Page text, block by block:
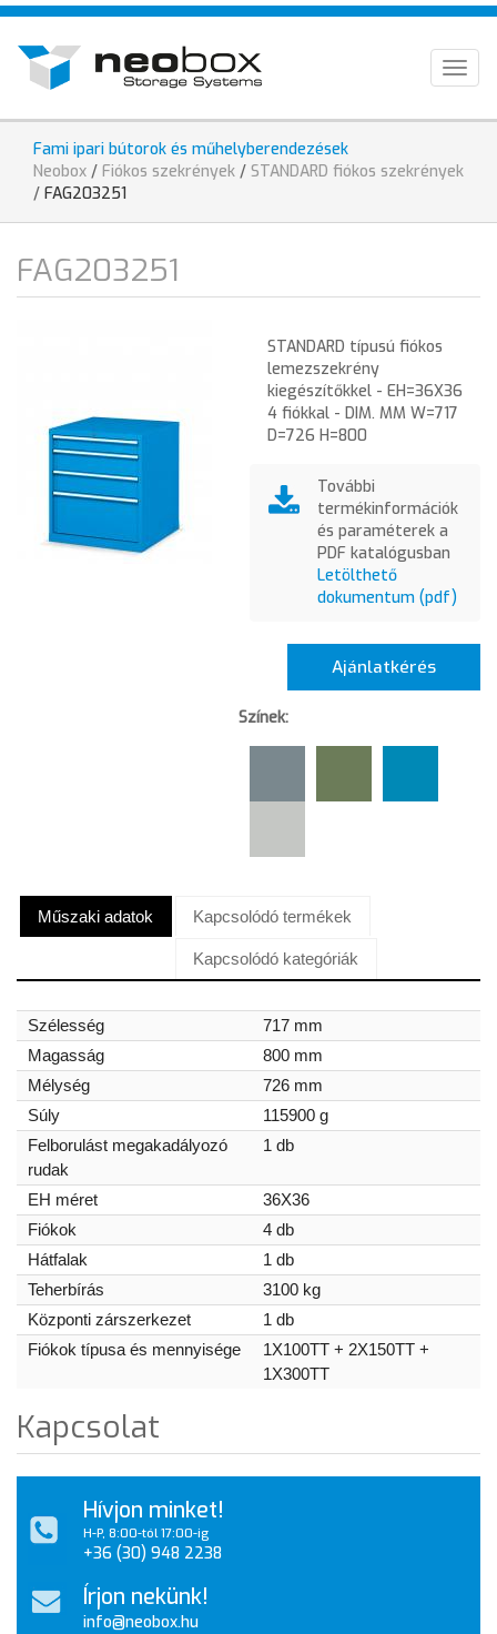
Ugrás
tartalomra
EN
Fami ipari bútorok és műhelyberendezések
Jelenlegi
hely
Neobox / Fiókos szekrények / STANDARD fiókos szekrények
/ FAG203251
FAG203251
STANDARD típusú fiókos
lemezszekrény
kiegészítőkkel - EH=36X36
4 fiókkal - DIM. MM W=717
D=726 H=800
További
termékinformációk
és paraméterek a
PDF katalógusban
Letölthető
dokumentum (pdf)
Ajánlatkérés
Színek:
Műszaki adatok Kapcsolódó termékek
Kapcsolódó kategóriák
Szélesség
717 mm
Magasság
800 mm
Mélység
726 mm
Súly
115900 g
Felborulást megakadályozó
rudak
1 db
EH méret
36X36
Fiókok
4 db
Hátfalak
1 db
Teherbírás
3100 kg
Központi zárszerkezet
1 db
Fiókok típusa és mennyisége
1X100TT + 2X150TT +
1X300TT
Kapcsolat
Hívjon minket!
H-P, 8:00-tól 17:00-ig
+36 (30) 948 2238
Írjon nekünk!
info@neobox.hu